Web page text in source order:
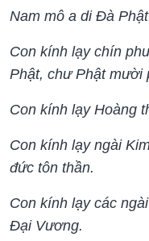
Nam mô a di Đà
Con kính lạy chín
Phật, chư Phật mười
Con kính lạy Hoàng
Con kính lạy ngài
đức tôn thần.
Con kính lạy các
Đại Vương.